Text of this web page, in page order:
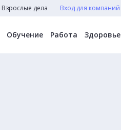
Взрослые дела Вход для компаний
Обучение Работа Здоровье